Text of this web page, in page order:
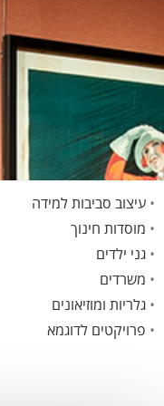
• עיצוב סביבות למידה
• מוסדות חינוך
• גני ילדים
• משרדים
• גלריות ומוזיאונים
• פרויקטים לדוגמא